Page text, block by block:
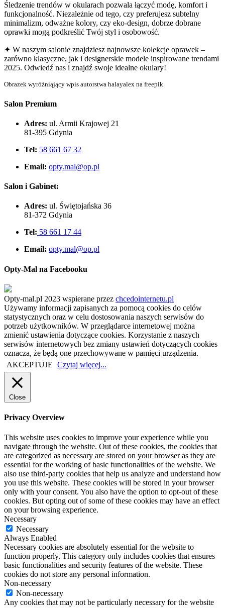
Śledzenie trendów w okularach pozwala łączyć modę, komfort i
funkcjonalność. Niezależnie od tego, czy preferujesz subtelny
minimalizm, odważne kolory, czy eko-design, dobrze dobrane
oprawki mogą podkreślić Twój styl i osobowość.
✦ W naszym salonie znajdziesz najnowsze kolekcje oprawek –
zarówno klasyczne, jak i designerskie modele inspirowane trendami
2025. Odwiedź nas i znajdź swoje idealne okulary!
Obrazek wyróżniąjący wpis autorstwa halayalex na freepik
Salon Premium
Adres: ul. Armii Krajowej 21
81-395 Gdynia
Tel: 58 661 67 32
Email: opty.mal@op.pl
Salon i Gabinet:
Adres: ul. Świętojańska 36
81-372 Gdynia
Tel: 58 661 17 44
Email: opty.mal@op.pl
Opty-Mal na Facebooku
Opty-mal.pl 2023 wspierane przez chcedointernetu.pl
Używamy informacji zapisanych za pomocą cookies do celów
statystycznych oraz w celu dostosowania naszych serwisów do
potrzeb użytkowników. W przeglądarce internetowej można
zmienić ustawienia dotyczące cookies. Korzystanie z naszych
serwisów internetowych bez zmiany ustawień dotyczących cookies
oznacza, że będą one przechowywane w pamięci urządzenia.
AKCEPTUJE Czytaj więcej...
Close
Privacy Overview
This website uses cookies to improve your experience while you
navigate through the website. Out of these cookies, the cookies that
are categorized as necessary are stored on your browser as they are
essential for the working of basic functionalities of the website. We
also use third-party cookies that help us analyze and understand how
you use this website. These cookies will be stored in your browser
only with your consent. You also have the option to opt-out of these
cookies. But opting out of some of these cookies may have an effect
on your browsing experience.
Necessary
Necessary
Always Enabled
Necessary cookies are absolutely essential for the website to
function properly. This category only includes cookies that ensures
basic functionalities and security features of the website. These
cookies do not store any personal information.
Non-necessary
Non-necessary
Any cookies that may not be particularly necessary for the website